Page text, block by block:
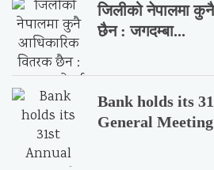
जिलीको नेपालमा
छैन : जगदम्बा...
Bank holds its
General